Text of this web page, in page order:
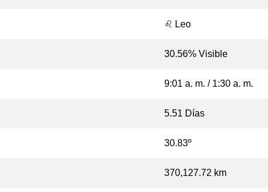
♌ Leo
30.56% Visible
9:01 a. m. / 1:30 a. m.
5.51 Días
30.83º
370,127.72 km